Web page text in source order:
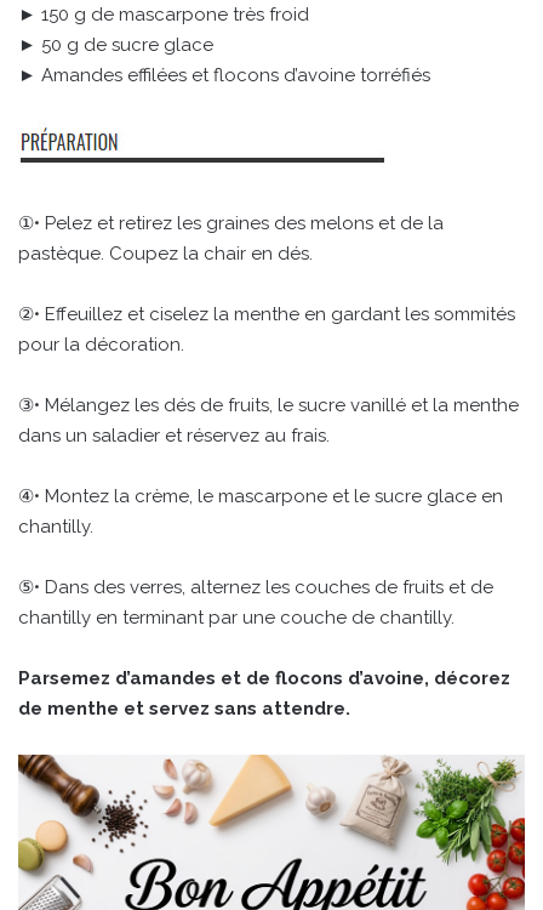
► 150 g de mascarpone très froid
► 50 g de sucre glace
► Amandes effilées et flocons d’avoine torréfiés
①• Pelez et retirez les graines des melons et de la
pastèque. Coupez la chair en dés.
②• Effeuillez et ciselez la menthe en gardant les sommités
pour la décoration.
③• Mélangez les dés de fruits, le sucre vanillé et la menthe
dans un saladier et réservez au frais.
④• Montez la crème, le mascarpone et le sucre glace en
chantilly.
⑤• Dans des verres, alternez les couches de fruits et de
chantilly en terminant par une couche de chantilly.
Parsemez d’amandes et de flocons d’avoine, décorez
de menthe et servez sans attendre.